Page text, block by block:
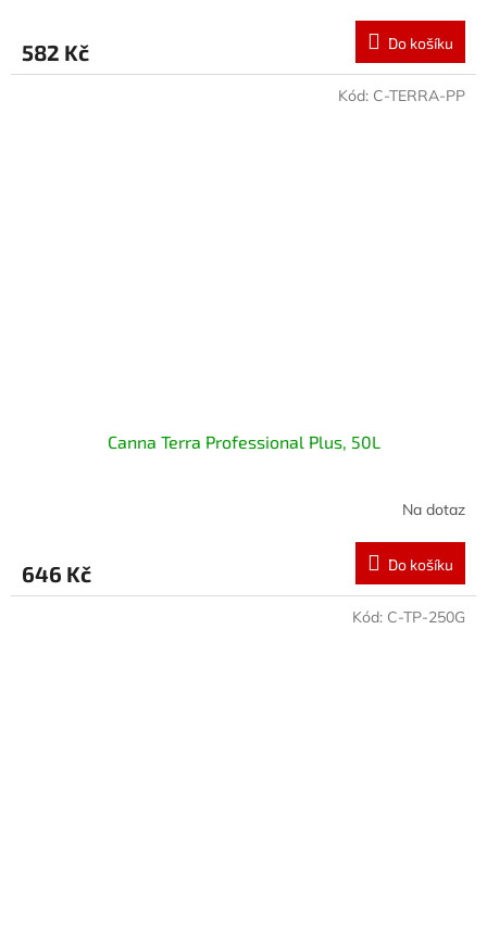
582 Kč Do košíku
Canna Terra Professional Plus, 50L
Na dotaz
646 Kč Do košíku
Kód: C-TERRA-PP
Kód: C-TP-250G